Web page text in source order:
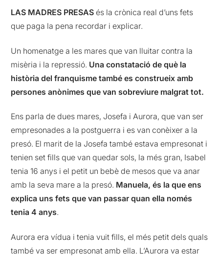
LAS MADRES PRESAS és la crònica real d’uns fets
que paga la pena recordar i explicar.
Un homenatge a les mares que van lluitar contra la
misèria i la repressió. Una constatació de què la
història del franquisme també es construeix amb
persones anònimes que van sobreviure malgrat tot.
Ens parla de dues mares, Josefa i Aurora, que van ser
empresonades a la postguerra i es van conèixer a la
presó. El marit de la Josefa també estava empresonat i
tenien set fills que van quedar sols, la més gran, Isabel
tenia 16 anys i el petit un bebè de mesos que va anar
amb la seva mare a la presó. Manuela, és la que ens
explica uns fets que van passar quan ella només
tenia 4 anys.
Aurora era vídua i tenia vuit fills, el més petit dels quals
també va ser empresonat amb ella. L’Aurora va estar